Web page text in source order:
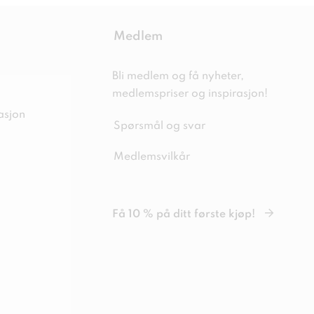
Medlem
Bli medlem og få nyheter,
medlemspriser og inspirasjon!
Spørsmål og svar
Medlemsvilkår
Få 10 % på ditt første kjøp!